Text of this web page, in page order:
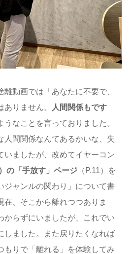
動画では「あなたに不要で、
りません。
人間関係もです
うなことを言っておりました。
人間関係なんてあるかいな、失
いましたが、改めてイヤーコン
の「手放す」ページ（P.11）を
ジャンルの関わり」について書
在、そこから離れつつありま
からずにいましたが、これでい
しました。また戻りたくなれば
もりで「離れる」を体験してみ